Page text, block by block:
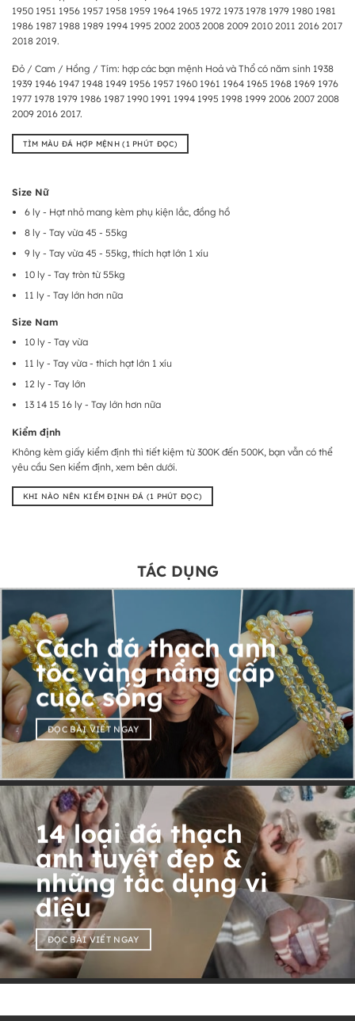
1950 1951 1956 1957 1958 1959 1964 1965 1972 1973 1978 1979 1980 1981
1986 1987 1988 1989 1994 1995 2002 2003 2008 2009 2010 2011 2016 2017
2018 2019.
Đỏ / Cam / Hồng / Tím: hợp các bạn mệnh Hoả và Thổ có năm sinh 1938
1939 1946 1947 1948 1949 1956 1957 1960 1961 1964 1965 1968 1969 1976
1977 1978 1979 1986 1987 1990 1991 1994 1995 1998 1999 2006 2007 2008
2009 2016 2017.
TÌM MÀU ĐÁ HỢP MỆNH (1 PHÚT ĐỌC)
Size Nữ
6 ly - Hạt nhỏ mang kèm phụ kiện lắc, đồng hồ
8 ly - Tay vừa 45 - 55kg
9 ly - Tay vừa 45 - 55kg, thích hạt lớn 1 xíu
10 ly - Tay tròn từ 55kg
11 ly - Tay lớn hơn nữa
Size Nam
10 ly - Tay vừa
11 ly - Tay vừa - thích hạt lớn 1 xíu
12 ly - Tay lớn
13 14 15 16 ly - Tay lớn hơn nữa
Kiểm định
Không kèm giấy kiểm định thì tiết kiệm từ 300K đến 500K, bạn vẫn có thể
yêu cầu Sen kiểm định, xem bên dưới.
KHI NÀO NÊN KIỂM ĐỊNH ĐÁ (1 PHÚT ĐỌC)
TÁC DỤNG
Cách đá thạch anh
tóc vàng nâng cấp
cuộc sống
ĐỌC BÀI VIẾT NGAY
14 loại đá thạch
anh tuyệt đẹp &
những tác dụng vi
diệu
ĐỌC BÀI VIẾT NGAY